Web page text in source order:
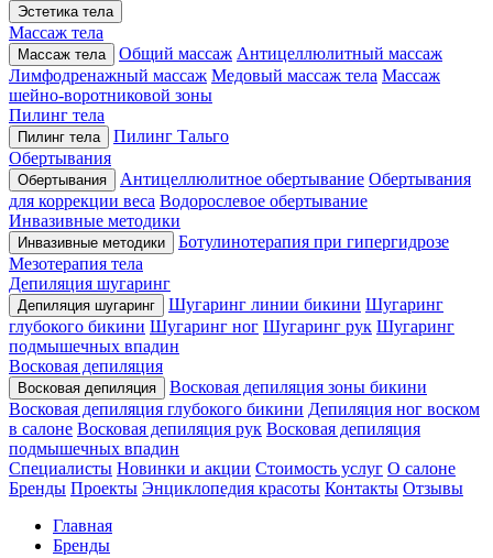
Эстетика тела
Массаж тела
Массаж тела Общий массаж Антицеллюлитный массаж
Лимфодренажный массаж Медовый массаж тела Массаж
шейно-воротниковой зоны
Пилинг тела
Пилинг тела
Пилинг Тальго
Обертывания
Обертывания Антицеллюлитное обертывание Обертывания
для коррекции веса Водорослевое обертывание
Инвазивные методики
Инвазивные методики
Ботулинотерапия при гипергидрозе
Мезотерапия тела
Депиляция шугаринг
Депиляция шугаринг Шугаринг линии бикини Шугаринг
глубокого бикини Шугаринг ног Шугаринг рук Шугаринг
подмышечных впадин
Восковая депиляция
Восковая депиляция
Восковая депиляция зоны бикини
Восковая депиляция глубокого бикини Депиляция ног воском
в салоне Восковая депиляция рук Восковая депиляция
подмышечных впадин
Специалисты Новинки и акции Стоимость услуг О салоне
Бренды Проекты Энциклопедия красоты Контакты Отзывы
Главная
Бренды